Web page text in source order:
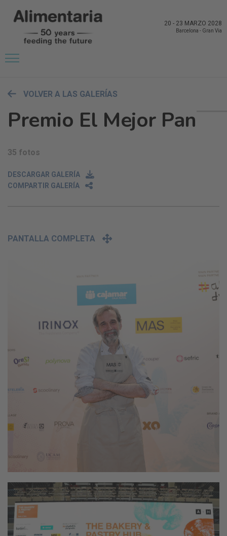
20 - 23 MARZO 2028
Barcelona - Gran Via
VOLVER A LAS GALERÍAS
Premio El Mejor Pan
35 fotos
DESCARGAR GALERÍA
COMPARTIR GALERÍA
PANTALLA COMPLETA